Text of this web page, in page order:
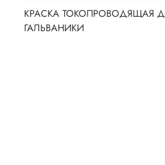
КРАСКА ТОКОПРОВОДЯЩАЯ
ГАЛЬВАНИКИ